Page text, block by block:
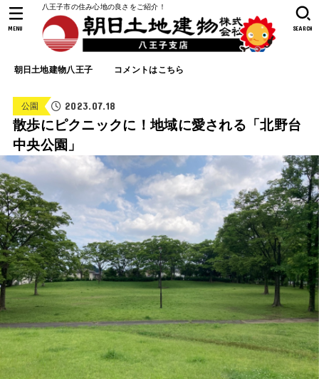
八王子市の住み心地の良さをご紹介！
朝日土地建物八王子 コメントはこちら
SEARCH
MENU
公園 2023.07.18
散歩にピクニックに！地域に愛される「北野台
中央公園」